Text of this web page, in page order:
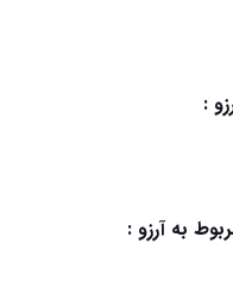
:
به آرزو :